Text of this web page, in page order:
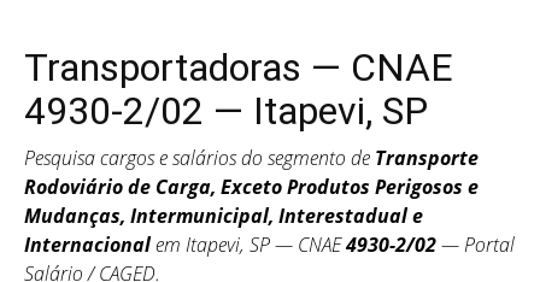
Transportadoras — CNAE
4930-2/02 — Itapevi, SP
Pesquisa cargos e salários do segmento de Transporte
Rodoviário de Carga, Exceto Produtos Perigosos e
Mudanças, Intermunicipal, Interestadual e
Internacionalem Itapevi, SP — CNAE4930-2/02— Portal
Salário / CAGED.